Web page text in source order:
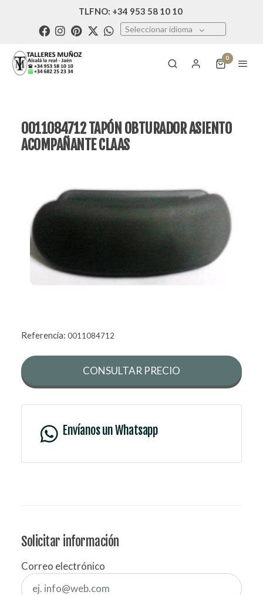
TLFNO: +34 953 58 10 10
Seleccionar idioma
0
0011084712 TAPÓN OBTURADOR ASIENTO
ACOMPAÑANTE CLAAS
Referencia: 0011084712
CONSULTAR PRECIO
Envíanos un Whatsapp
Solicitar información
Correo electrónico